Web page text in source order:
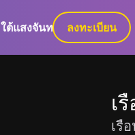
ใต้แสงจันทร์ GaLa+
ลงทะเบียน
เ
เรื